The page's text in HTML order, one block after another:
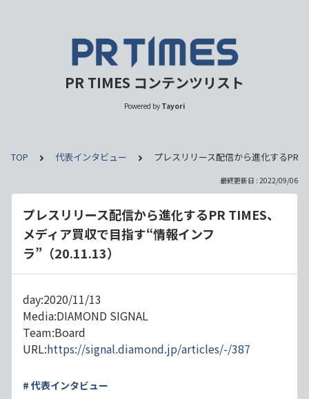
PR TIMES コンテンツリスト
Powered by Tayori
TOP 代表インタビュー プレスリリース配信から進化するPR
最終更新日 : 2022/09/06
プレスリリース配信から進化するPR TIMES、
メディア買収で目指す“情報インフ
ラ”（20.11.13）
day:2020/11/13
Media:DIAMOND SIGNAL
Team:Board
URL:https://signal.diamond.jp/articles/-/387
# 代表インタビュー